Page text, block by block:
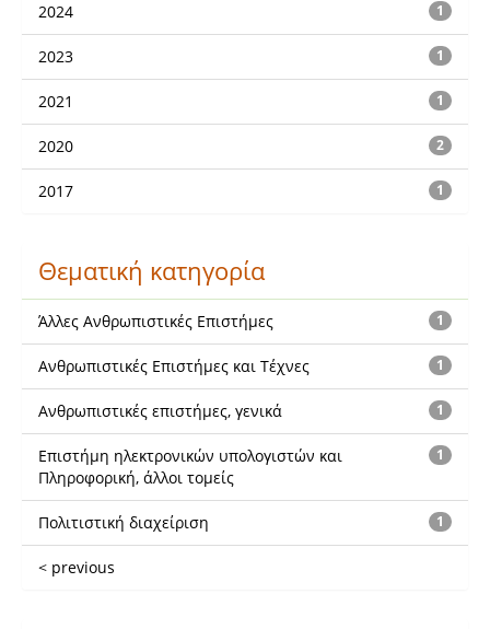
1
2024
1
2023
1
2021
2
2020
1
2017
Θεματική κατηγορία
1
Άλλες Ανθρωπιστικές Επιστήμες
1
Ανθρωπιστικές Επιστήμες και Τέχνες
1
Ανθρωπιστικές επιστήμες, γενικά
1
Επιστήμη ηλεκτρονικών υπολογιστών και
Πληροφορική, άλλοι τομείς
1
Πολιτιστική διαχείριση
< previous